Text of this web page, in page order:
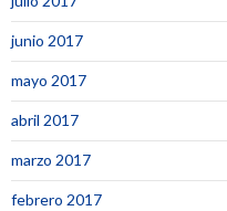
junio 2017
mayo 2017
abril 2017
marzo 2017
febrero 2017